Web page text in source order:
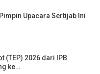
Upacara Sertijab Ini
(TEP) 2026 dari IPB
ke…